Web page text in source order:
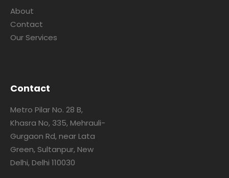
About
Contact
Our Services
Contact
Metro Pilar No. 28 B,
Khasra No, 335, Mehrauli-
Gurgaon Rd, near Lata
Green, Sultanpur, New
Delhi, Delhi 110030